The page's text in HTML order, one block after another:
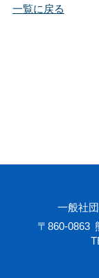
一覧に戻る
一般社
〒860-0863
サイトマップ